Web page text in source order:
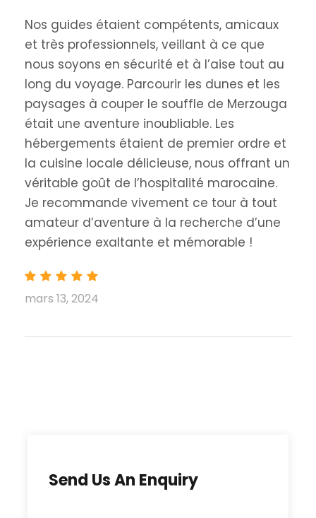
Send Us An Enquiry
Nos guides étaient compétents, amicaux
et très professionnels, veillant à ce que
nous soyons en sécurité et à l’aise tout au
long du voyage. Parcourir les dunes et les
paysages à couper le souffle de Merzouga
était une aventure inoubliable. Les
hébergements étaient de premier ordre et
la cuisine locale délicieuse, nous offrant un
véritable goût de l’hospitalité marocaine.
Je recommande vivement ce tour à tout
amateur d’aventure à la recherche d’une
expérience exaltante et mémorable !
mars 13, 2024